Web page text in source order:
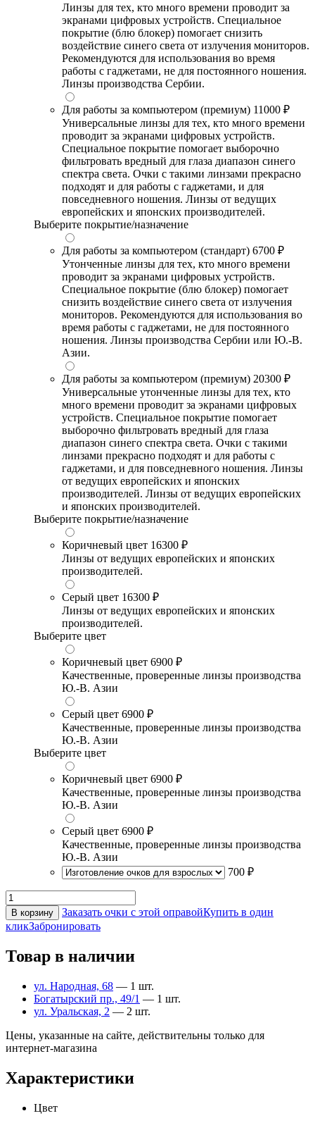
Линзы для тех, кто много времени проводит за
экранами цифровых устройств. Специальное
покрытие (блю блокер) помогает снизить
воздействие синего света от излучения мониторов.
Рекомендуются для использования во время
работы с гаджетами, не для постоянного ношения.
Линзы производства Сербии.
Для работы за компьютером (премиум) 11000 ₽
Универсальные линзы для тех, кто много времени
проводит за экранами цифровых устройств.
Специальное покрытие помогает выборочно
фильтровать вредный для глаза диапазон синего
спектра света. Очки с такими линзами прекрасно
подходят и для работы с гаджетами, и для
повседневного ношения. Линзы от ведущих
европейских и японских производителей.
Выберите покрытие/назначение
Для работы за компьютером (стандарт) 6700 ₽
Утонченные линзы для тех, кто много времени
проводит за экранами цифровых устройств.
Специальное покрытие (блю блокер) помогает
снизить воздействие синего света от излучения
мониторов. Рекомендуются для использования во
время работы с гаджетами, не для постоянного
ношения. Линзы производства Сербии или Ю.-В.
Азии.
Для работы за компьютером (премиум) 20300 ₽
Универсальные утонченные линзы для тех, кто
много времени проводит за экранами цифровых
устройств. Специальное покрытие помогает
выборочно фильтровать вредный для глаза
диапазон синего спектра света. Очки с такими
линзами прекрасно подходят и для работы с
гаджетами, и для повседневного ношения. Линзы
от ведущих европейских и японских
производителей. Линзы от ведущих европейских
и японских производителей.
Выберите покрытие/назначение
Коричневый цвет 16300 ₽
Линзы от ведущих европейских и японских
производителей.
Серый цвет 16300 ₽
Линзы от ведущих европейских и японских
производителей.
Выберите цвет
Коричневый цвет 6900 ₽
Качественные, проверенные линзы производства
Ю.-В. Азии
Серый цвет 6900 ₽
Качественные, проверенные линзы производства
Ю.-В. Азии
Выберите цвет
Коричневый цвет 6900 ₽
Качественные, проверенные линзы производства
Ю.-В. Азии
Серый цвет 6900 ₽
Качественные, проверенные линзы производства
Ю.-В. Азии
700 ₽
В корзину Заказать очки с этой оправойКупить в один
кликЗабронировать
Товар в наличии
ул. Народная, 68 — 1 шт.
Богатырский пр., 49/1 — 1 шт.
ул. Уральская, 2 — 2 шт.
Цены, указанные на сайте, действительны только для
интернет-магазина
Характеристики
Цвет